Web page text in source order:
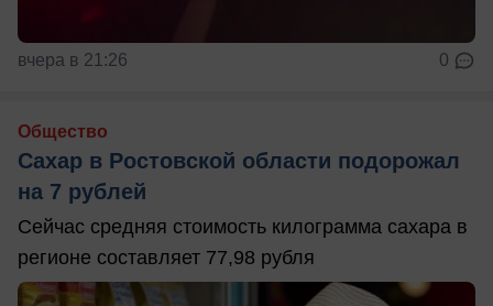
вчера в 21:26 0
Общество
Сахар в Ростовской области подорожал
на 7 рублей
Сейчас средняя стоимость килограмма сахара в
регионе составляет 77,98 рубля